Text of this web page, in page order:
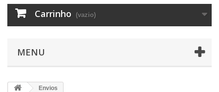
Eu recuso
Alterar as minhas preferências
Carrinho (vazio)
MENU
Envios